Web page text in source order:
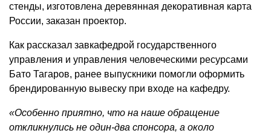
стенды, изготовлена деревянная декоративная карта
России, заказан проектор.
Как рассказал завкафедрой государственного
управления и управления человеческими ресурсами
Бато Тагаров, ранее выпускники помогли оформить
брендированную вывеску при входе на кафедру.
«Особенно приятно, что на наше обращение
откликнулись не один-два спонсора, а около